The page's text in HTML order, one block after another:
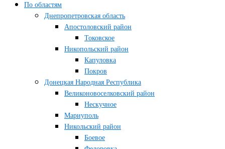
По областям
Днепропетровская область
Апостоловский район
Токовское
Никопольский район
Капуловка
Покров
Донецкая Народная Республика
Великоновоселковский район
Нескучное
Мариуполь
Никольский район
Боевое